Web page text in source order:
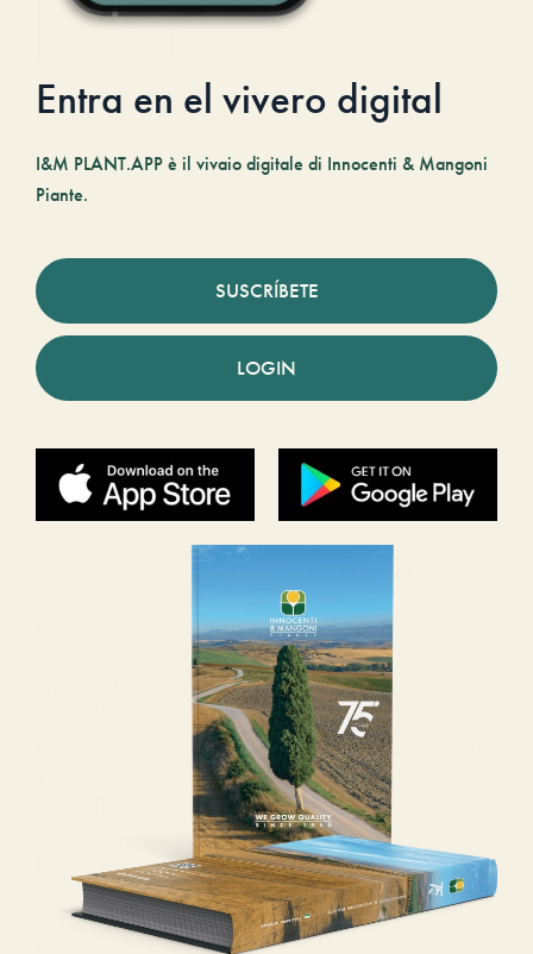
Entra en el vivero digital
I&M PLANT.APP è il vivaio digitale di Innocenti & Mangoni
Piante.
SUSCRÍBETE
LOGIN